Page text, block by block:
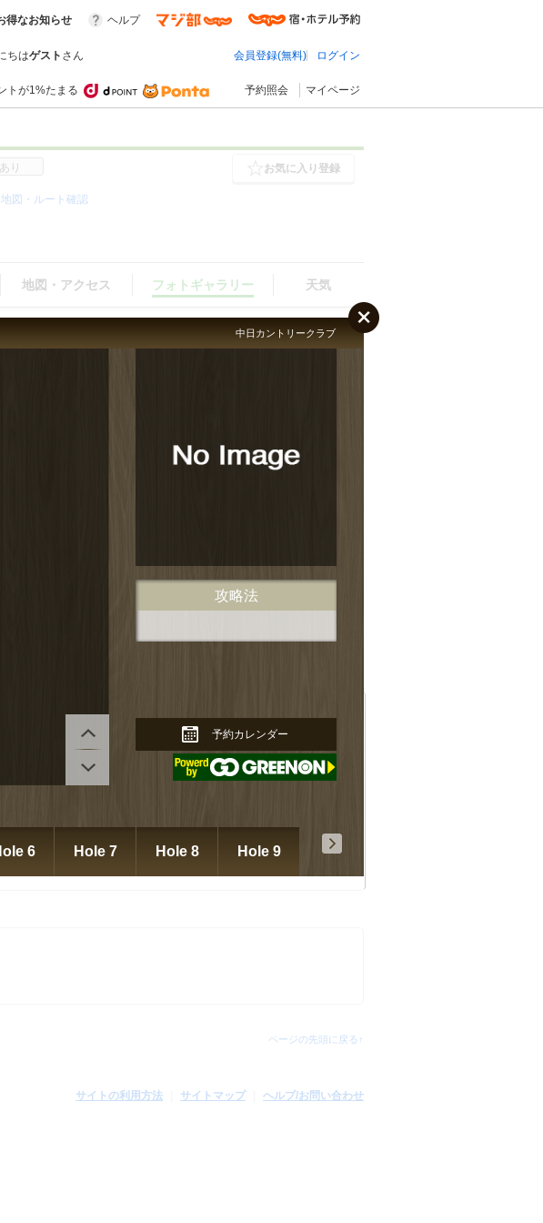
得なお知らせ ヘルプ
ちはゲスト さん 会員登録(無料) ログイン
トが1%たまる 予約照会 マイページ
り お気に入り登録
地図・ルート確認
地図・アクセス フォトギャラリー 天気
中日カントリークラブ
攻略法
予約カレンダー
6 Hole 7 Hole 8 Hole 9
ページの先頭に戻る↑
【ＰＧＭ】(三重県)
倶楽部(三重県)
ページの先頭に戻る↑
サイトの利用方法 サイトマップ ヘルプ/お問い合わせ